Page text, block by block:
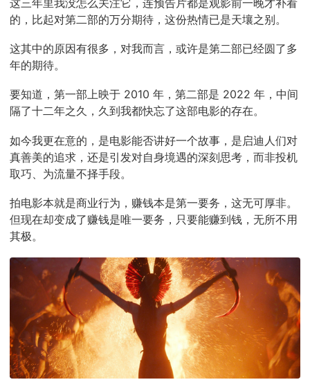
的，比起对第二部的万分期待，这份热情已是天壤之别。
这其中的原因有很多，对我而言，或许是第二部已经圆了多
年的期待。
要知道，第一部上映于 2010 年，第二部是 2022 年，中间
隔了十二年之久，久到我都快忘了这部电影的存在。
如今我更在意的，是电影能否讲好一个故事，是启迪人们对
真善美的追求，还是引发对自身境遇的深刻思考，而非投机
取巧、为流量不择手段。
拍电影本就是商业行为，赚钱本是第一要务，这无可厚非。
但现在却变成了赚钱是唯一要务，只要能赚到钱，无所不用
其极。